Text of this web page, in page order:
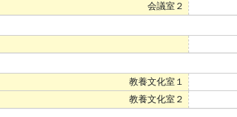
会議室２
教養文化室１
教養文化室２